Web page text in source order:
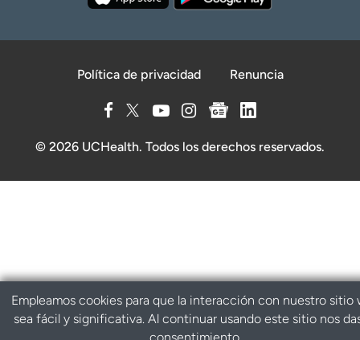
Política de privacidad Renuncia
© 2026 UCHealth. Todos los derechos reservados.
Empleamos cookies para que la interacción con nuestro sitio
sea fácil y significativa. Al continuar usando este sitio nos